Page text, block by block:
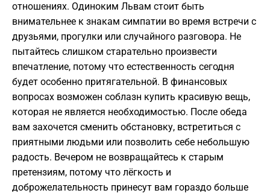
отношениях. Одиноким Львам стоит быть
внимательнее к знакам симпатии во время встречи с
друзьями, прогулки или случайного разговора. Не
пытайтесь слишком старательно произвести
впечатление, потому что естественность сегодня
будет особенно притягательной. В финансовых
вопросах возможен соблазн купить красивую вещь,
которая не является необходимостью. После обеда
вам захочется сменить обстановку, встретиться с
приятными людьми или позволить себе небольшую
радость. Вечером не возвращайтесь к старым
претензиям, потому что лёгкость и
доброжелательность принесут вам гораздо больше